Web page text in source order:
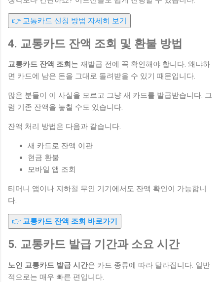
👉 교통카드 신청 방법 자세히 보기
4. 교통카드 잔액 조회 및 환불 방법
교통카드 잔액 조회 는 재발급 전에 꼭 확인해야 합니다. 왜냐하
면 카드에 남은 돈을 그대로 돌려받을 수 있기 때문입니다.
많은 분들이 이 사실을 모르고 그냥 새 카드를 발급받습니다. 그
럼 기존 잔액을 놓칠 수도 있습니다.
잔액 처리 방법은 다음과 같습니다.
새 카드로 잔액 이관
현금 환불
모바일 앱 조회
티머니 앱이나 지하철 무인 기기에서도 잔액 확인이 가능합니
다.
👉 교통카드 잔액 조회 바로가기
5. 교통카드 발급 기간과 소요 시간
노인 교통카드 발급 시간은 카드 종류에 따라 달라집니다. 일반
적으로는 매우 빠른 편입니다.